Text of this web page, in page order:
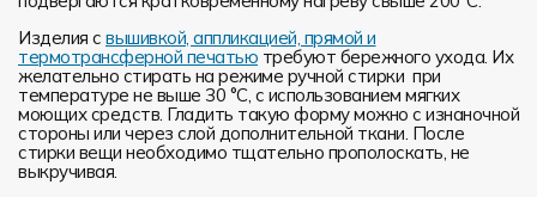
Изделия с вышивкой, аппликацией, прямой и
термотрансферной печатью требуют бережного ухода. Их
желательно стирать на режиме ручной стирки при
температуре не выше 30 °C, с использованием мягких
моющих средств. Гладить такую форму можно с изнаночной
стороны или через слой дополнительной ткани. После
стирки вещи необходимо тщательно прополоскать, не
выкручивая.